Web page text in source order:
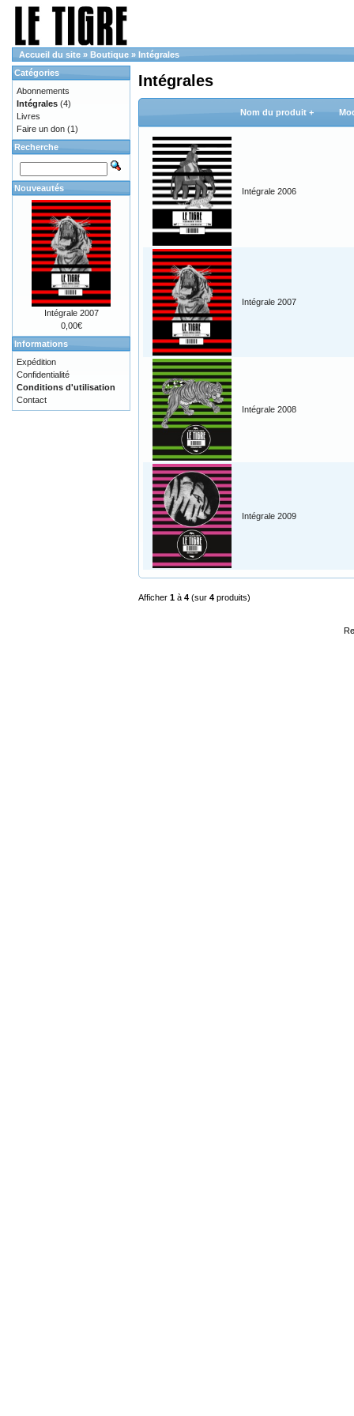
Accueil du site » Boutique » Intégrales
Intégrales
Nom du produit +
Intégrale 2006
Intégrale 2007
Intégrale 2008
Intégrale 2009
Afficher 1 à 4 (sur 4 produits)
Catégories
Abonnements
Intégrales (4)
Livres
Faire un don (1)
Recherche
Nouveautés
Intégrale 2007
0,00€
Informations
Expédition
Confidentialité
Conditions d'utilisation
Contact